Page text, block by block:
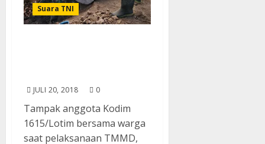
Suara TNI
JULI 20, 2018 0
Tampak anggota Kodim
1615/Lotim bersama warga
saat pelaksanaan TMMD,